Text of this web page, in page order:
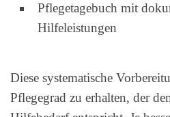
Pflegetagebuch mit
Hilfeleistungen
Diese systematische
Pflegegrad zu erhalten, der